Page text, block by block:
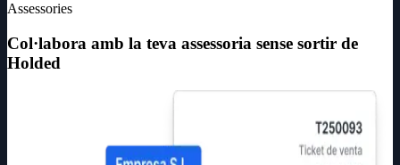
Assessories
Col·labora amb la teva assessoria sense sortir de
Holded